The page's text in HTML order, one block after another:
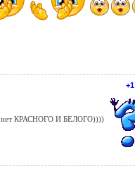
+1
нет КРАСНОГО И БЕЛОГО))))